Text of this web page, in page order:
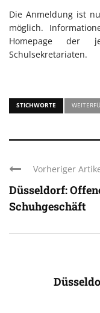
Die Anmeldung ist
möglich.
Homepage der
Schulsekretariaten.
STICHWORTE
Vorheriger
Düsseldorf:
Schuhgeschäft